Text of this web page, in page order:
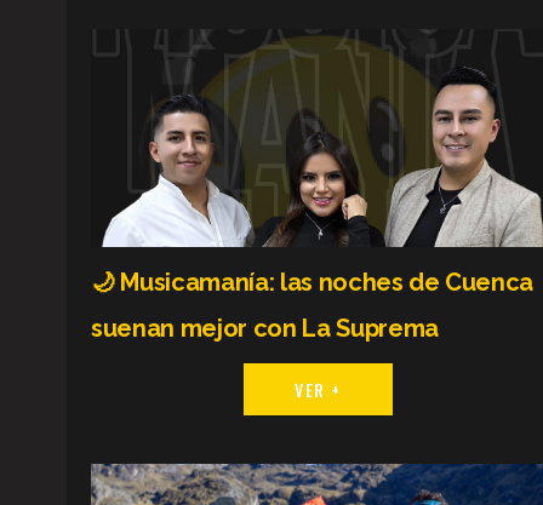
🌙 Musicamanía: las noches de Cuenca
suenan mejor con La Suprema
VER +